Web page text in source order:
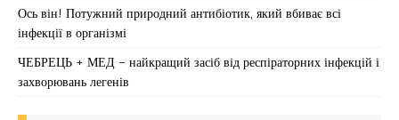
Ось він! Потужний природний антибіотик, який вбиває всі
інфекції в організмі
ЧЕБРЕЦЬ + МЕД – найкращий засіб від респіраторних інфекцій і
захворювань легенів